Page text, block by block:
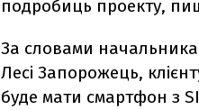
подробиць проекту,
За словами начальника
Лесі Запорожець,
буде мати смартфон з